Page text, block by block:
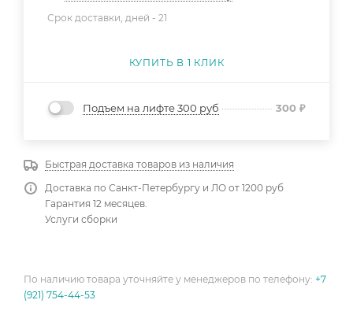
Срок доставки, дней - 21
КУПИТЬ В 1 КЛИК
Подъем на лифте 300 руб 300 ₽
Быстрая доставка товаров из наличия
Доставка по Санкт-Петербургу и ЛО от 1200 руб
Гарантия 12 месяцев.
Услуги сборки
По наличию товара уточняйте у менеджеров по телефону: +7
(921) 754-44-53